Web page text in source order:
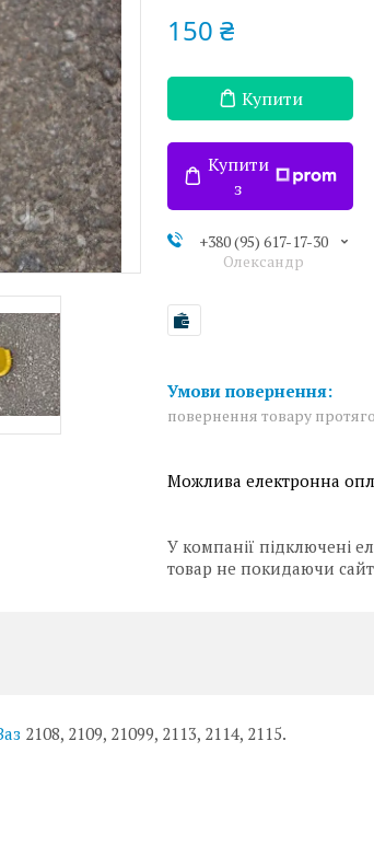
150 ₴
Купити
Купити
з
+380 (95) 617-17-30
Олександр
повернення товару
У компанії підключені
товар не покидаючи
2108, 2109, 21099, 2113, 2114, 2115.